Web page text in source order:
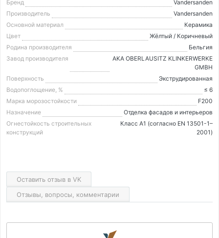
Бренд
Vandersanden
Производитель
Vandersanden
Основной материал
Керамика
Цвет
Жёлтый / Коричневый
Родина производителя
Бельгия
Завод производителя
AKA OBERLAUSITZ KLINKERWERKE
GMBH
Поверхность
Экструдированная
Водопоглощение, %
≤ 6
Марка морозостойкости
F200
Назначение
Отделка фасадов и интерьеров
Огнестойкость строительных
конструкций
Класс А1 (согласно EN 13501-1–
2001)
Оставить отзыв в VK
Отзывы, вопросы, комментарии